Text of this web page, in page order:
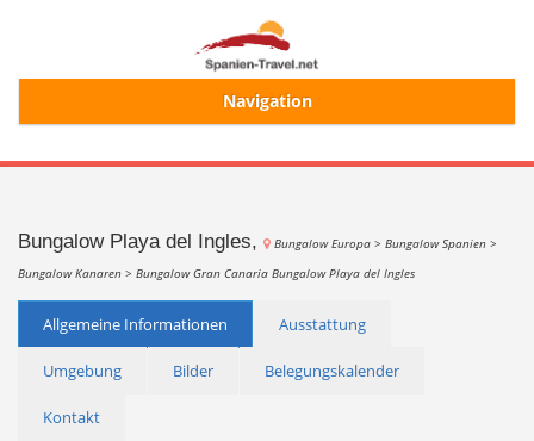
Navigation
Start
Alle Ferienhäuser
Ferienhaussuche
Merkliste
Bungalow Playa del Ingles, Bungalow Europa > Bungalow Spanien >
Bungalow Kanaren > Bungalow Gran Canaria Bungalow Playa del Ingles
Allgemeine Informationen Ausstattung
Umgebung Bilder Belegungskalender
Kontakt